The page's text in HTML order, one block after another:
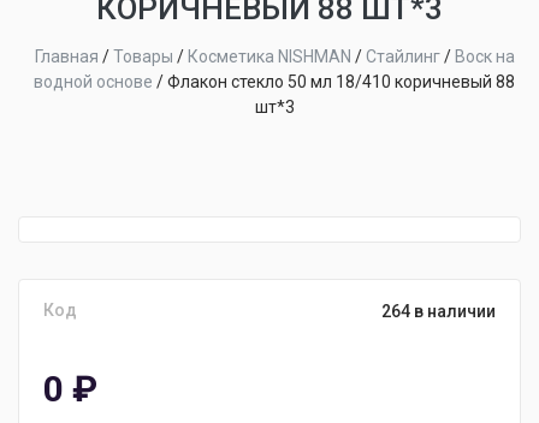
КОРИЧНЕВЫЙ 88 ШТ*3
Главная /Товары / Косметика NISHMAN /Стайлинг/ Воск на
водной основе /Флакон стекло 50 мл 18/410 коричневый 88
шт*3
Код 264 в наличии
0 ₽